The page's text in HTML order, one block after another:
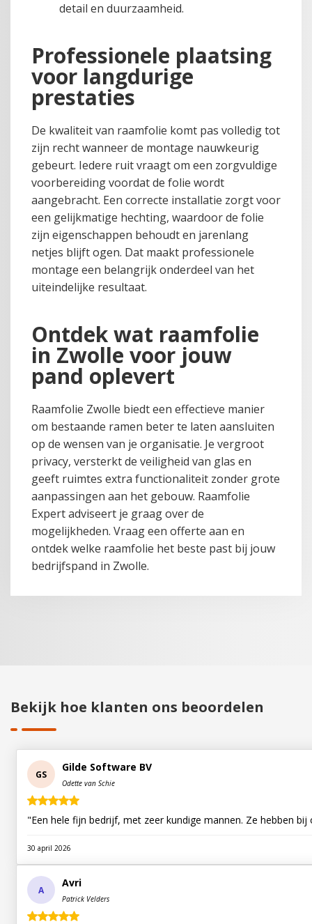
detail en duurzaamheid.
Professionele plaatsing
voor langdurige
prestaties
De kwaliteit van raamfolie komt pas volledig tot
zijn recht wanneer de montage nauwkeurig
gebeurt. Iedere ruit vraagt om een zorgvuldige
voorbereiding voordat de folie wordt
aangebracht. Een correcte installatie zorgt voor
een gelijkmatige hechting, waardoor de folie
zijn eigenschappen behoudt en jarenlang
netjes blijft ogen. Dat maakt professionele
montage een belangrijk onderdeel van het
uiteindelijke resultaat.
Ontdek wat raamfolie
in Zwolle voor jouw
pand oplevert
Raamfolie Zwolle biedt een effectieve manier
om bestaande ramen beter te laten aansluiten
op de wensen van je organisatie. Je vergroot
privacy, versterkt de veiligheid van glas en
geeft ruimtes extra functionaliteit zonder grote
aanpassingen aan het gebouw. Raamfolie
Expert adviseert je graag over de
mogelijkheden. Vraag een offerte aan en
ontdek welke raamfolie het beste past bij jouw
bedrijfspand in Zwolle.
Bekijk hoe klanten ons beoordelen
GS
Gilde Software BV
Odette van Schie
"Een hele fijn bedrijf, met zeer kundige mannen. Ze hebben
30 april 2026
A
Avri
Patrick Velders